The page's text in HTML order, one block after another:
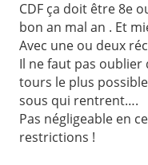
CDF ça doit être 8e
bon an mal an . Et
Avec une ou deux
Il ne faut pas oublier
tours le plus
sous qui rentrent….
Pas négligeable en
restrictions !